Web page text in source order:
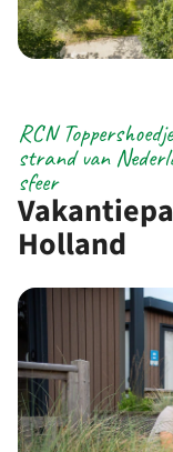
Holland
RCN
strand van
sfeer